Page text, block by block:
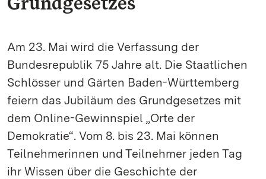
Am 23. Mai wird die Verfassung der
Bundesrepublik 75 Jahre alt. Die Staatlichen
Schlösser und Gärten Baden-Württemberg
feiern das Jubiläum des Grundgesetzes mit
dem Online-Gewinnspiel „Orte der
Demokratie“. Vom 8. bis 23. Mai können
Teilnehmerinnen und Teilnehmer jeden Tag
ihr Wissen über die Geschichte der